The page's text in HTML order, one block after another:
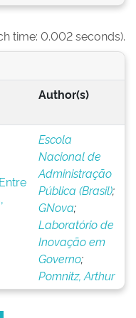
time: 0.002 seconds).
Author(s)
Escola
Nacional de
Administração
Pública (Brasil);
GNova;
Laboratório de
Inovação em
Governo;
Pomnitz, Arthur